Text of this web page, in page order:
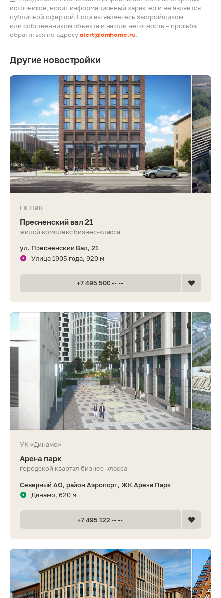
источников, носит информационный характер и не является
публичной офертой. Если вы являетесь застройщиком
или собственником объекта и нашли неточность – просьба
обратиться по адресуalert@omhome.ru.
Другие новостройки
ГК ПИК
Пресненский вал 21
жилой комплекс бизнес-класса
ул. Пресненский Вал, 21
Улица 1905 года, 920 м
+7 495 500 •• ••
УК «Динамо»
Арена парк
городской квартал бизнес-класса
Северный АО, район Аэропорт, ЖК Арена Парк
Динамо, 620 м
+7 495 122 •• ••